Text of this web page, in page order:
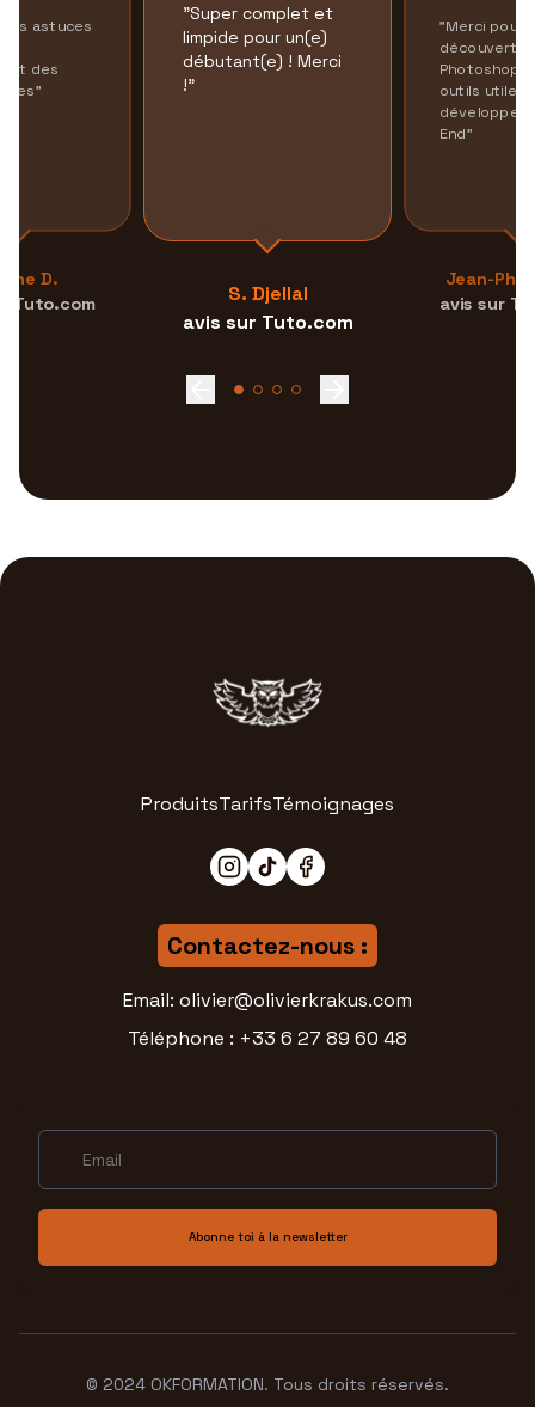
astuces
des
"
D.
Tuto.com
"Super complet et
limpide pour un(e)
débutant(e) ! Merci
!"
S. Djellal
avis sur Tuto.com
"Merci pour
découverte
Photoshop
outils utiles
End"
Jean-
avis sur
ProduitsTarifsTémoignages
Contactez-nous :
Email: olivier@olivierkrakus.com
Téléphone : +33 6 27 89 60 48
Abonne toi à la newsletter
© 2024 OKFORMATION. Tous droits réservés.